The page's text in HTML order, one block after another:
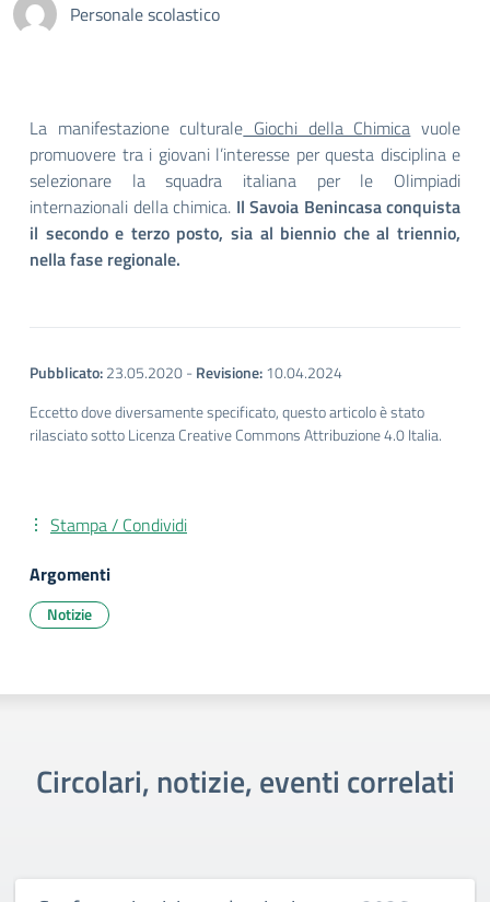
Personale scolastico
La manifestazione culturale Giochi della Chimica vuole
promuovere tra i giovani l’interesse per questa disciplina e
selezionare la squadra italiana per le Olimpiadi
internazionali della chimica. Il Savoia Benincasa conquista
il secondo e terzo posto, sia al biennio che al triennio,
nella fase regionale.
Pubblicato:23.05.2020-Revisione:10.04.2024
Eccetto dove diversamente specificato, questo articolo è stato
rilasciato sotto Licenza Creative Commons Attribuzione 4.0 Italia.
Stampa / Condividi
Argomenti
Notizie
Circolari, notizie, eventi correlati